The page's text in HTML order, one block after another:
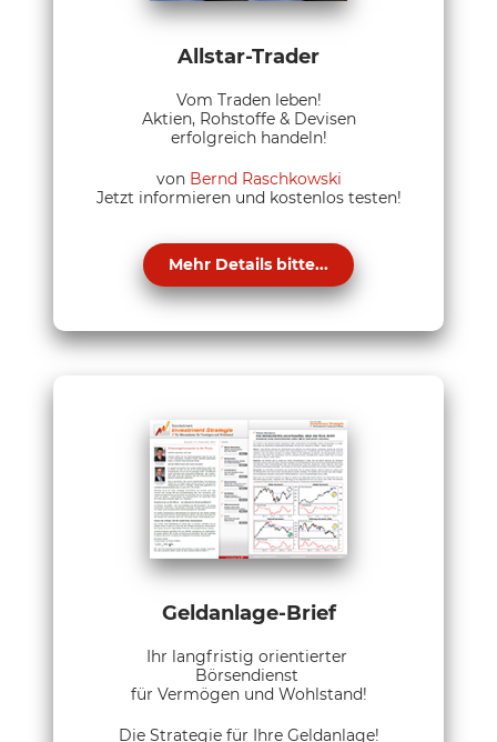
Allstar-Trader
Vom Traden leben!
Aktien, Rohstoffe & Devisen
erfolgreich handeln!
von Bernd Raschkowski
Jetzt informieren und kostenlos testen!
Mehr Details bitte...
Geldanlage-Brief
Ihr langfristig orientierter
Börsendienst
für Vermögen und Wohlstand!
Die Strategie für Ihre Geldanlage!